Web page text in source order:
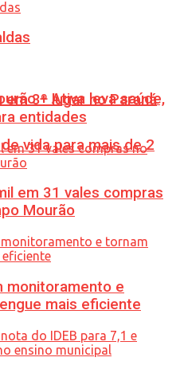
+ Ativa leva saúde,
vida para mais de 2
3º lugar no Paraná
entidades
em 31 vales compras
Mourão
monitoramento e
mais eficiente